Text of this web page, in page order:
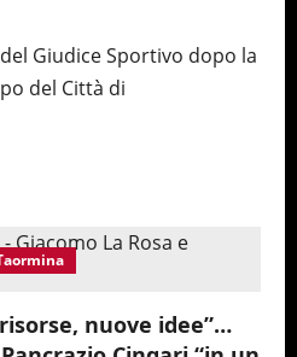
Giudice Sportivo dopo la
del Città di
nuove idee”…